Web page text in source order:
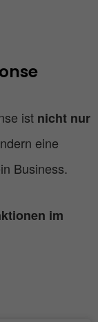
ist nicht nur
eine
Business.
im